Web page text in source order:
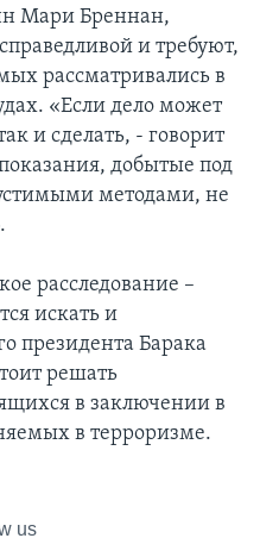
Мари Бреннан,
и требуют,
рассматривались в
«Если дело может
и сделать, - говорит
добытые под
методами, не
расследование –
искать и
президента Барака
решать
в заключении в
в терроризме.
us